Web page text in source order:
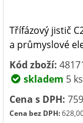
Třífázový jistič
a průmyslové
Kód zboží:
skladem 5 ks
Cena s DPH:
Cena bez DPH: